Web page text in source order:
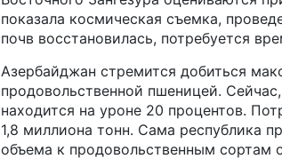
показала космическая съемка,
почв восстановилась, потребуется
Азербайджан стремится добиться
продовольственной пшеницей.
находится на уроне 20 процентов.
1,8 миллиона тонн. Сама республика
объема к продовольственным сортам